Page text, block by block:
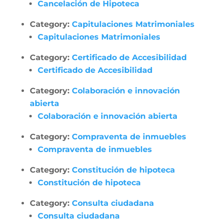
Cancelación de Hipoteca
Category: Capitulaciones Matrimoniales
Capitulaciones Matrimoniales
Category: Certificado de Accesibilidad
Certificado de Accesibilidad
Category: Colaboración e innovación
abierta
Colaboración e innovación abierta
Category: Compraventa de inmuebles
Compraventa de inmuebles
Category: Constitución de hipoteca
Constitución de hipoteca
Category: Consulta ciudadana
Consulta ciudadana